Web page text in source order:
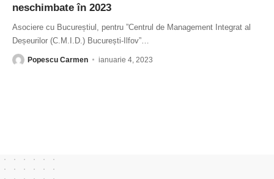
neschimbate în 2023
Asociere cu Bucureștiul, pentru ”Centrul de Management Integrat al
Deșeurilor (C.M.I.D.) București-Ilfov”
Popescu Carmen ianuarie 4, 2023